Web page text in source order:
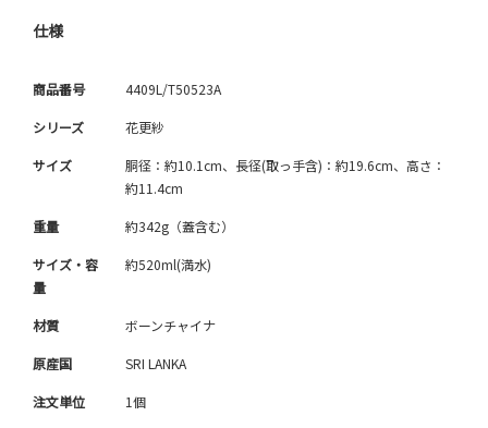
仕様
商品番号 4409L/T50523A
シリーズ 花更紗
サイズ
胴径：約10.1cm、長径(取っ手含)：約19.6cm、高さ：
約11.4cm
重量 約342g（蓋含む）
サイズ・容
量
約520ml(満水)
材質 ボーンチャイナ
原産国 SRI LANKA
注文単位 1個